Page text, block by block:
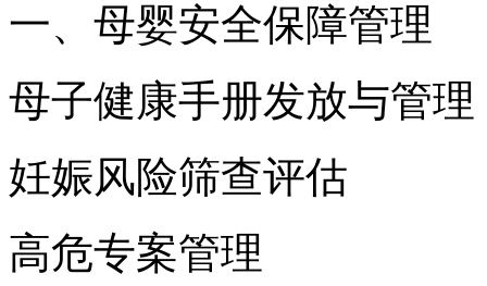
一、母婴安全保障管理
母子健康手册发放与管理
妊娠风险筛查评估
高危专案管理